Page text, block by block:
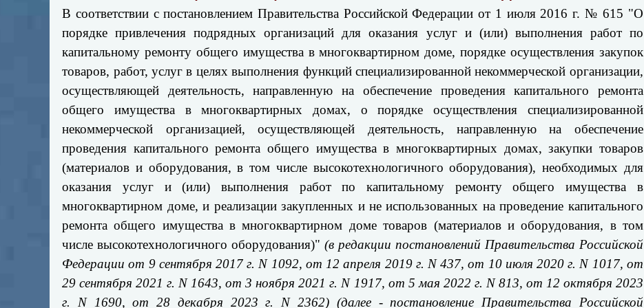
В соответствии с постановлением Правительства Российской Федерации от 1 июля 2016 г. № 615 "О
порядке привлечения подрядных организаций для оказания услуг и (или) выполнения работ по
капитальному ремонту общего имущества в многоквартирном доме, порядке осуществления закупок
товаров, работ, услуг в целях выполнения функций специализированной некоммерческой организации,
осуществляющей деятельность, направленную на обеспечение проведения капитального ремонта
общего имущества в многоквартирных домах, о порядке осуществления специализированной
некоммерческой организацией, осуществляющей деятельность, направленную на обеспечение
проведения капитального ремонта общего имущества в многоквартирных домах, закупки товаров
(материалов и оборудования, в том числе высокотехнологичного оборудования), необходимых для
оказания услуг и (или) выполнения работ по капитальному ремонту общего имущества в
многоквартирном доме, и реализации закупленных и не использованных на проведение капитального
ремонта общего имущества в многоквартирном доме товаров (материалов и оборудования, в том
числе высокотехнологичного оборудования)" (в редакции постановлений Правительства Российской
Федерации от 9 сентября 2017 г. N 1092, от 12 апреля 2019 г. N 437, от 10 июля 2020 г. N 1017, от
29 сентября 2021 г. N 1643, от 3 ноября 2021 г. N 1917, от 5 мая 2022 г. N 813, от 12 октября 2023
г. N 1690, от 28 декабря 2023 г. N 2362) (далее - постановление Правительства Российской